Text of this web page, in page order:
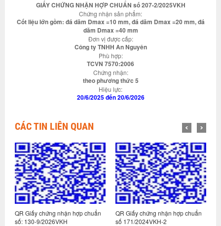
GIẤY CHỨNG NHẬN HỢP CHUẨN số 207-2/2025VKH
Chứng nhận sản phẩm:
Cốt liệu lớn gồm: đá dăm Dmax =10 mm, đá dăm Dmax =20 mm, đá
dăm Dmax =40 mm
Đơn vị được cấp:
Công ty TNHH An Nguyên
Phù hợp:
TCVN 7570:2006
Chứng nhận:
theo phương thức 5
Hiệu lực:
20/6/2025 đến 20/6/2026
CÁC TIN LIÊN QUAN
QR Giấy chứng nhận hợp chuẩn
số: 130-9/2026VKH
QR Giấy chứng nhận hợp chuẩn
số 171/2024VKH-2